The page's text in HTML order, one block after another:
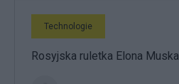
Technologie
Rosyjska ruletka Elona Muska